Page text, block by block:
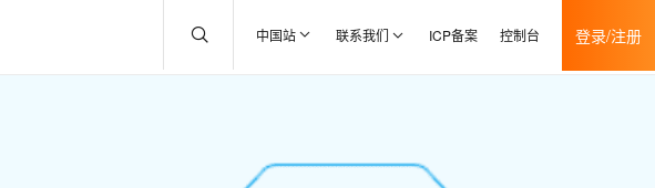
中国站 联系我们 ICP备案 控制台 登录/注册